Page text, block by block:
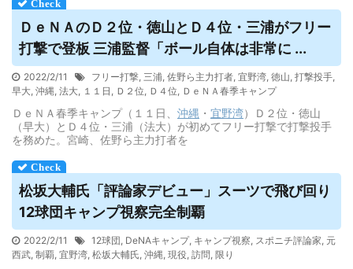
ＤｅＮＡのＤ２位・徳山とＤ４位・三浦がフリー
打撃で登板 三浦監督「ボール自体は非常に ...
2022/2/11 フリー打撃, 三浦, 佐野ら主力打者, 宜野湾, 徳山, 打撃投手,
早大, 沖縄, 法大, １１日 , Ｄ２位, Ｄ４位, ＤｅＮＡ春季キャンプ
ＤｅＮＡ春季キャンプ（１１日、 沖縄 ・ 宜野湾）Ｄ２位・徳山
（早大）とＤ４位・三浦（法大）が初めてフリー打撃で打撃投手
を務めた。宮崎、佐野ら主力打者を
松坂大輔氏「評論家デビュー」スーツで飛び回り
12球団キャンプ視察完全制覇
2022/2/11 12球団, DeNAキャンプ, キャンプ視察, スポニチ評論家, 元
西武, 制覇, 宜野湾, 松坂大輔氏, 沖縄, 現役, 訪問, 限り